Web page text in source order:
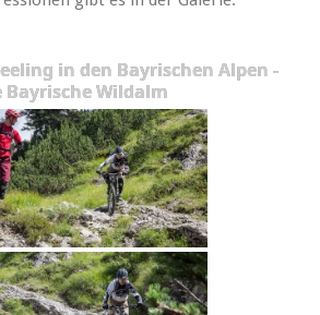
in den Bayrischen Alpen -
Bayrische Wildalm